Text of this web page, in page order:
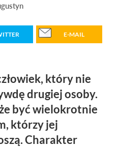
E-MAIL
który nie
drugiej osoby.
być wielokrotnie
którzy jej
Charakter